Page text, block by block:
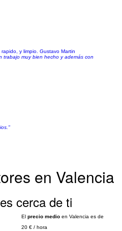
y limpio. Gustavo Martin
trabajo muy bien hecho y además con
en Valencia
cerca de ti
El precio medio en Valencia es de
20 € / hora